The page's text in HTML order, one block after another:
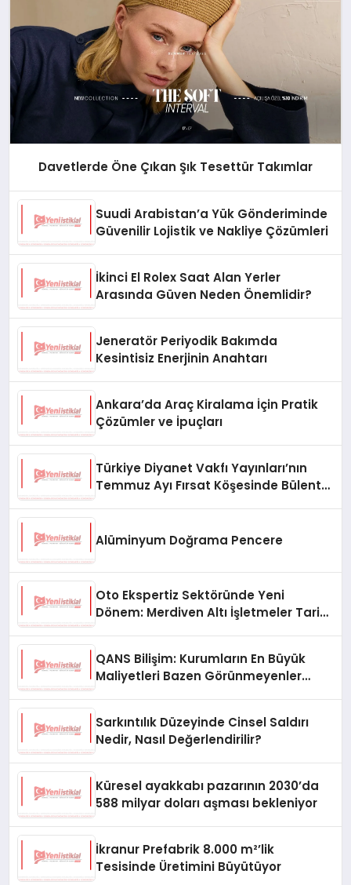
Davetlerde Öne Çıkan Şık Tesettür Takımlar
Suudi Arabistan’a Yük Gönderiminde
Güvenilir Lojistik ve Nakliye Çözümleri
İkinci El Rolex Saat Alan Yerler
Arasında Güven Neden Önemlidir?
Jeneratör Periyodik Bakımda
Kesintisiz Enerjinin Anahtarı
Ankara’da Araç Kiralama İçin Pratik
Çözümler ve İpuçları
Türkiye Diyanet Vakfı Yayınları’nın
Temmuz Ayı Fırsat Köşesinde Bülent
Alüminyum Doğrama Pencere
Oto Ekspertiz Sektöründe Yeni
Dönem: Merdiven Altı İşletmeler Tarih
QANS Bilişim: Kurumların En Büyük
Maliyetleri Bazen Görünmeyenler
Sarkıntılık Düzeyinde Cinsel Saldırı
Nedir, Nasıl Değerlendirilir?
Küresel ayakkabı pazarının 2030’da
588 milyar doları aşması bekleniyor
İkranur Prefabrik 8.000 m²’lik
Tesisinde Üretimini Büyütüyor